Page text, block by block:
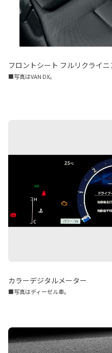
フロントシート フルリクライニ
■写真はVAN DX。
カラーデジタルメーター
■写真はディーゼル車。